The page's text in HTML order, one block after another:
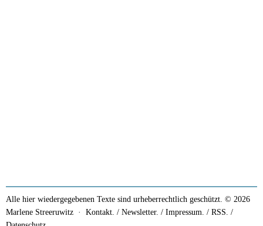
Alle hier wiedergegebenen Texte sind urheberrechtlich geschützt. © 2026
Marlene Streeruwitz · Kontakt. / Newsletter. / Impressum. / RSS. /